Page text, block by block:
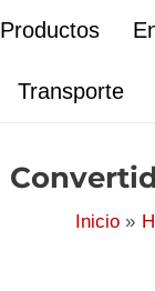
Productos
Transporte
Inicio